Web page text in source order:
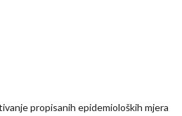
propisanih epidemioloških mjera